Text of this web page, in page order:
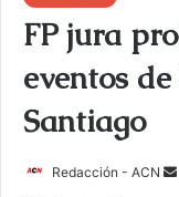
FP jura
eventos
Santiago
Redacción - ACN